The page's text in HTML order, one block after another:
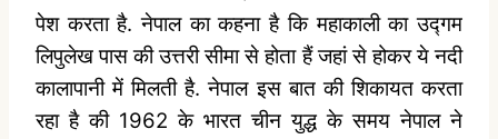
पेश करता है. नेपाल का कहना है कि महाकाली का उद्गम
लिपुलेख पास की उत्तरी सीमा से होता हैं जहां से होकर ये नदी
कालापानी में मिलती है. नेपाल इस बात की शिकायत करता
रहा है की 1962 के भारत चीन युद्ध के समय नेपाल ने